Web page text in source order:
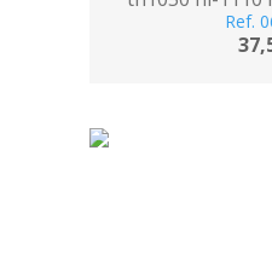
Ref.